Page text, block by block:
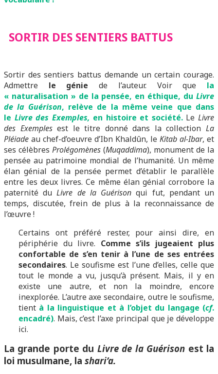
SORTIR DES SENTIERS BATTUS
Sortir des sentiers battus demande un certain courage.
Admettre le géniede l’auteur. Voir que
la
« naturalisation » de la pensée, en éthique, du Livre
de la Guérison, relève de la même veine que dans
le Livre des Exemples, en histoire et société.LeLivre
des Exemplesest le titre donné dans la collectionLa
Pléiade au chef-d’oeuvre d’Ibn Khaldûn, le Kitab al-Ibar, et
ses célèbres Prolégomènes (Muqaddima), monument de la
pensée au patrimoine mondial de l’humanité. Un même
élan génial de la pensée permet d’établir le parallèle
entre les deux livres. Ce même élan génial corrobore la
paternité duLivre de la Guérison qui fut, pendant un
temps, discutée, frein de plus à la reconnaissance de
l’œuvre !
Certains ont préféré rester, pour ainsi dire, en
périphérie du livre. Comme s’ils jugeaient plus
confortable de s’en tenir à l’une de ses entrées
secondaires. Le soufisme est l’une d’elles, celle que
tout le monde a vu, jusqu’à présent. Mais, il y en
existe une autre, et non la moindre, encore
inexplorée. L’autre axe secondaire, outre le soufisme,
tient à la linguistique et à l’objet du langage (cf.
encadré). Mais, c’est l’axe principal que je développe
ici.
La grande porte du Livre de la Guérison est la
loi musulmane, la shari’a.